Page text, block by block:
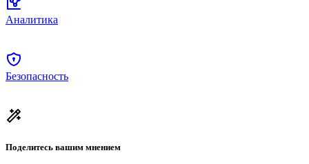
Аналитика
Безопасность
Поделитесь вашим мнением